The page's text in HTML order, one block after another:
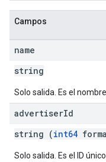
Campos
name
string
Solo salida. Es el
advertiserId
string (int64
Solo salida. Es el ID